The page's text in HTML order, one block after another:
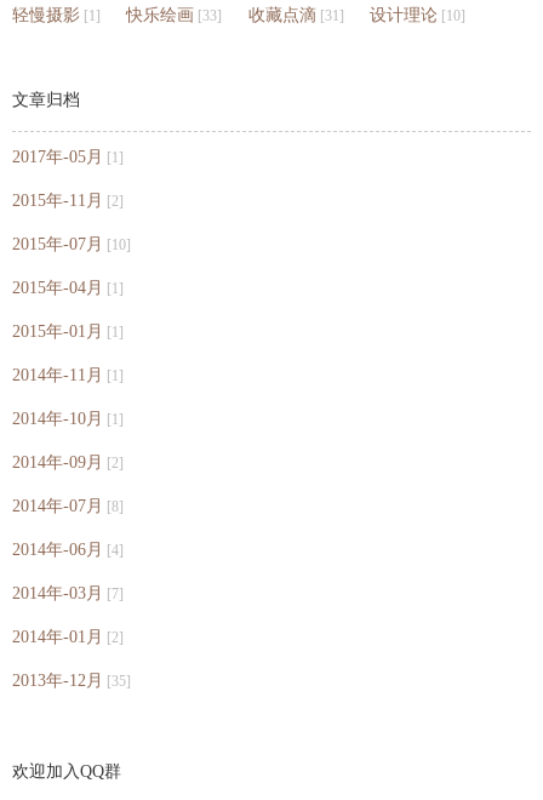
轻慢摄影 [1] 快乐绘画 [33] 收藏点滴 [31] 设计理论 [10]
文章归档
2017年-05月 [1]
2015年-11月 [2]
2015年-07月 [10]
2015年-04月 [1]
2015年-01月 [1]
2014年-11月 [1]
2014年-10月 [1]
2014年-09月 [2]
2014年-07月 [8]
2014年-06月 [4]
2014年-03月 [7]
2014年-01月 [2]
2013年-12月 [35]
欢迎加入QQ群